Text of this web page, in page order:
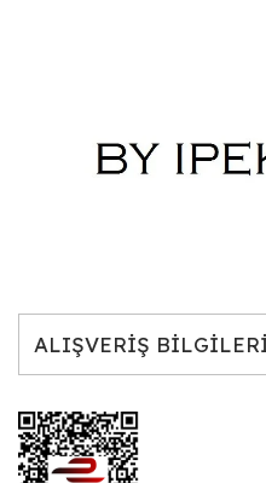
ALIŞVERİŞ